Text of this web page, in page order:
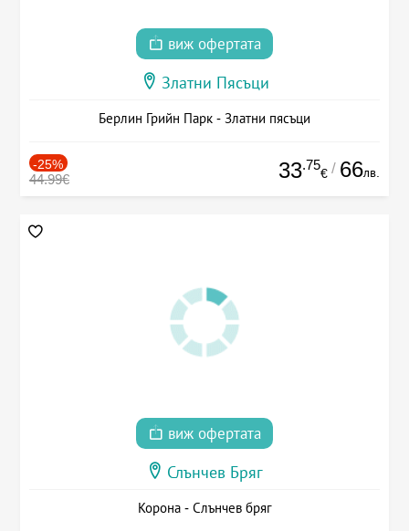
виж офертата
Златни Пясъци
Берлин Грийн Парк - Златни пясъци
-25%
44.99€ 33.75
€ / 66лв.
виж офертата
Слънчев Бряг
Корона - Слънчев бряг